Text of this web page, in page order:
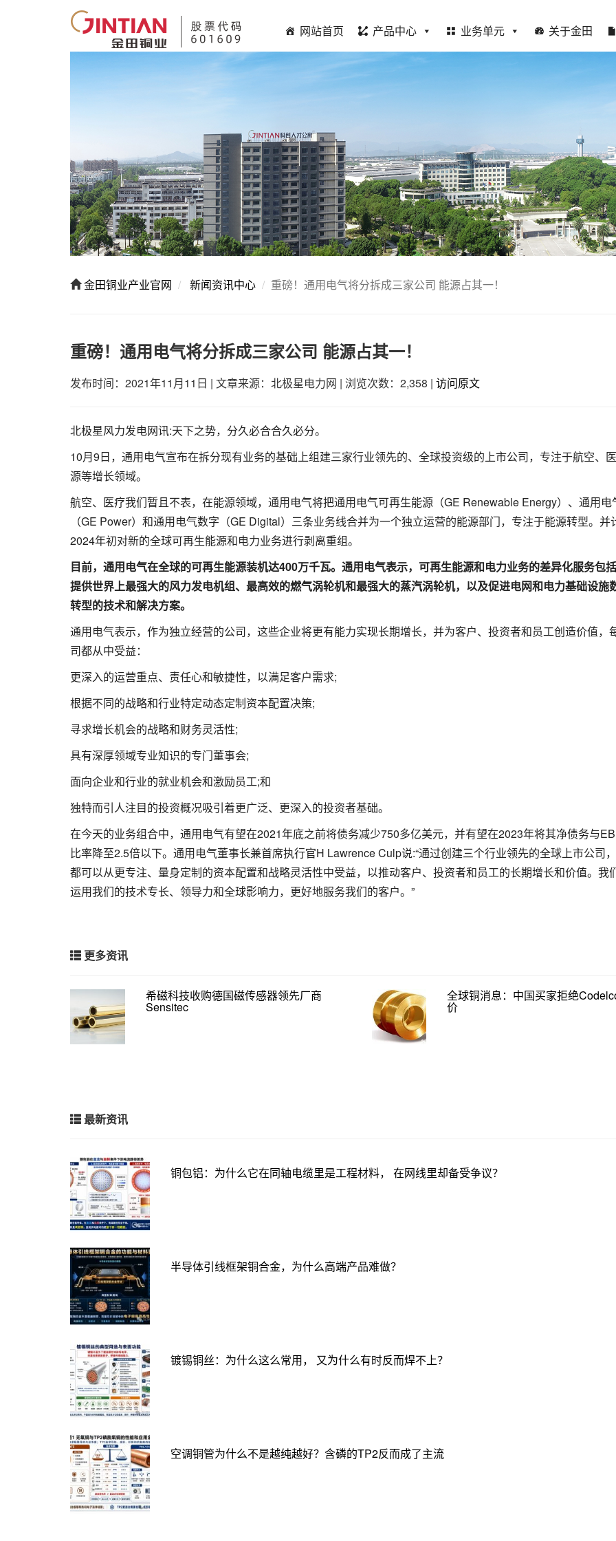
网站首页 产品中心 业务单元 关于金田
金田铜业产业官网 新闻资讯中心 重磅！通用电气将分拆成三家公司 能源占其一！
重磅！通用电气将分拆成三家公司 能源占其一！
发布时间：2021年11月11日 | 文章来源：北极星电力网 | 浏览次数：2,358 | 访问原文
北极星风力发电网讯:天下之势，分久必合合久必分。
10月9日，通用电气宣布在拆分现有业务的基础上组建三家行业领先的、全球投资级的上市公司，专注于航空、
源等增长领域。
航空、医疗我们暂且不表，在能源领域，通用电气将把通用电气可再生能源（GE Renewable Energy）、通用电
（GE Power）和通用电气数字（GE Digital）三条业务线合并为一个独立运营的能源部门，专注于能源转型。并
2024年初对新的全球可再生能源和电力业务进行剥离重组。
目前，通用电气在全球的可再生能源装机达400万千瓦。通用电气表示，可再生能源和电力业务的差异化服务包
提供世界上最强大的风力发电机组、最高效的燃气涡轮机和最强大的蒸汽涡轮机，以及促进电网和电力基础设施
转型的技术和解决方案。
通用电气表示，作为独立经营的公司，这些企业将更有能力实现长期增长，并为客户、投资者和员工创造价值，
司都从中受益：
更深入的运营重点、责任心和敏捷性，以满足客户需求;
根据不同的战略和行业特定动态定制资本配置决策;
寻求增长机会的战略和财务灵活性;
具有深厚领域专业知识的专门董事会;
面向企业和行业的就业机会和激励员工;和
独特而引人注目的投资概况吸引着更广泛、更深入的投资者基础。
在今天的业务组合中，通用电气有望在2021年底之前将债务减少750多亿美元，并有望在2023年将其净债务与
比率降至2.5倍以下。通用电气董事长兼首席执行官H Lawrence Culp说:“通过创建三个行业领先的全球上市公司
都可以从更专注、量身定制的资本配置和战略灵活性中受益，以推动客户、投资者和员工的长期增长和价值。我
运用我们的技术专长、领导力和全球影响力，更好地服务我们的客户。”
更多资讯
希磁科技收购德国磁传感器领先厂商
Sensitec
全球铜消息：中国买家拒绝
价
最新资讯
铜包铝：为什么它在同轴电缆里是工程材料， 在网线里却备受争议？
半导体引线框架铜合金，为什么高端产品难做？
镀锡铜丝：为什么这么常用， 又为什么有时反而焊不上？
空调铜管为什么不是越纯越好？含磷的TP2反而成了主流